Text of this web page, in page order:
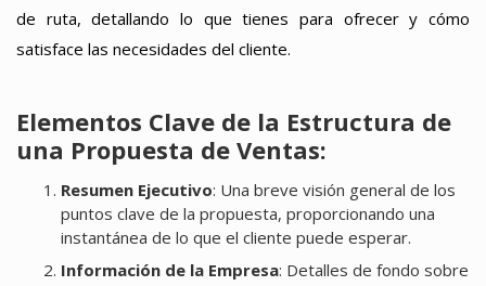
de ruta, detallando lo que tienes para ofrecer y cómo
satisface las necesidades del cliente.
Elementos Clave de la Estructura de
una Propuesta de Ventas:
Resumen Ejecutivo: Una breve visión general de los
puntos clave de la propuesta, proporcionando una
instantánea de lo que el cliente puede esperar.
Información de la Empresa: Detalles de fondo sobre